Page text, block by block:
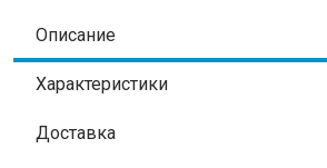
Описание
Характеристики
Доставка